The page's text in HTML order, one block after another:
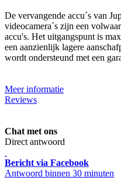
De vervangende accu´s van
videocamera´s zijn een
accu's. Het uitgangspunt is
een aanzienlijk lagere
wordt ondersteund met een
Meer informatie
Reviews
Chat met ons
Direct antwoord
Bericht via Facebook
Antwoord binnen 30 minuten